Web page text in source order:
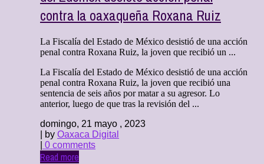
contra la oaxaqueña Roxana Ruiz
La Fiscalía del Estado de México desistió de una acción
penal contra Roxana Ruiz, la joven que recibió un ...
La Fiscalía del Estado de México desistió de una acción
penal contra Roxana Ruiz, la joven que recibió una
sentencia de seis años por matar a su agresor. Lo
anterior, luego de que tras la revisión del ...
domingo, 21 mayo , 2023
| by Oaxaca Digital
0 comments
Read more